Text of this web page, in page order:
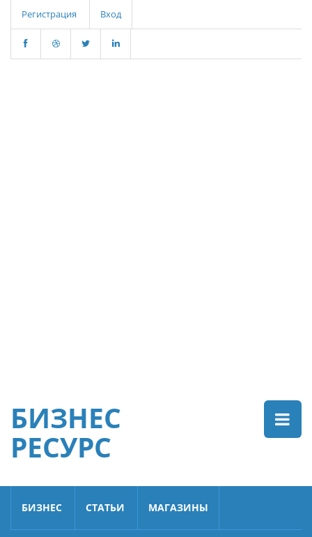
Регистрация Вход
БИЗНЕС
РЕСУРС
БИЗНЕС СТАТЬИ МАГАЗИНЫ